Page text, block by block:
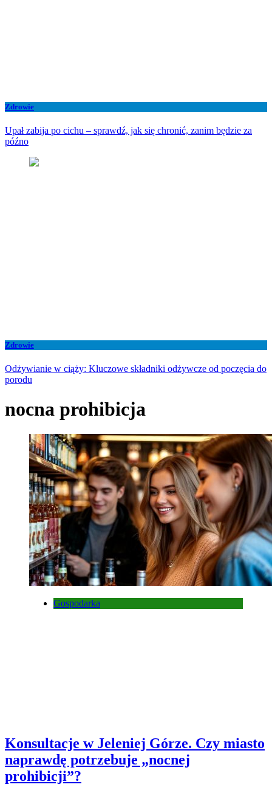
Zdrowie
Upał zabija po cichu – sprawdź, jak się chronić, zanim będzie za
późno
Zdrowie
Odżywianie w ciąży: Kluczowe składniki odżywcze od poczęcia do
porodu
nocna prohibicja
Gospodarka
Konsultacje w Jeleniej Górze. Czy miasto
naprawdę potrzebuje „nocnej
prohibicji”?